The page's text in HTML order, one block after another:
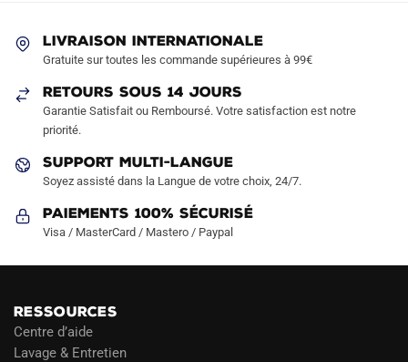
choisies
la
page
produit
page
LIVRAISON INTERNATIONALE
Gratuite sur toutes les commande supérieures à 99€
RETOURS SOUS 14 JOURS
Garantie Satisfait ou Remboursé. Votre satisfaction est notre
priorité.
SUPPORT MULTI-LANGUE
Soyez assisté dans la Langue de votre choix, 24/7.
Paiements 100% Sécurisé
Visa / MasterCard / Mastero / Paypal
RESSOURCES
Centre d’aide
Lavage & Entretien